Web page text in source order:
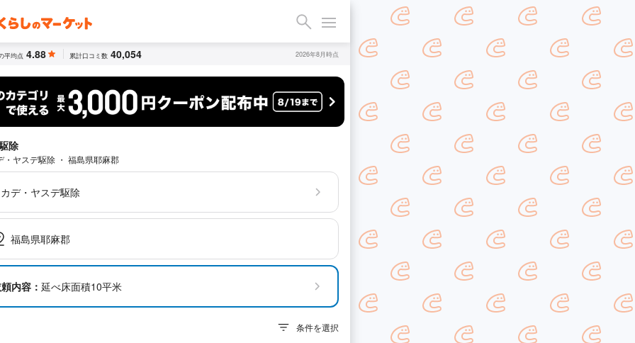
平均点 4.88 累計口コミ数 40,054 2026年8月時点
除
・ヤスデ駆除 ・ 福島県耶麻郡
デ・ヤスデ駆除
福島県耶麻郡
内容： 延べ床面積10平米
条件を選択